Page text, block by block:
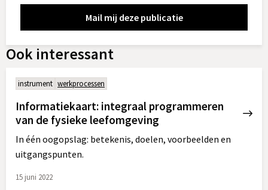
Ook interessant
instrument werkprocessen
Informatiekaart: integraal programmeren
van de fysieke leefomgeving
In één oogopslag: betekenis, doelen, voorbeelden en
uitgangspunten.
15 juni 2022